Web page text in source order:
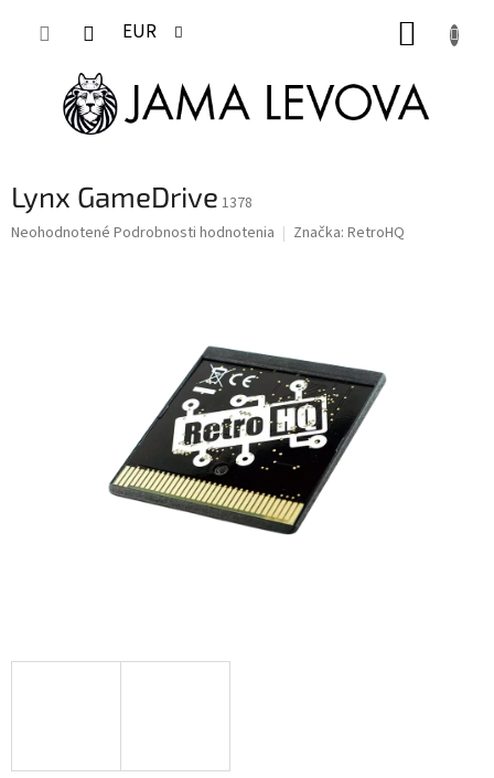
EUR
Lynx GameDrive 1378
Priemerné
Neohodnotené Podrobnosti hodnotenia Značka: RetroHQ